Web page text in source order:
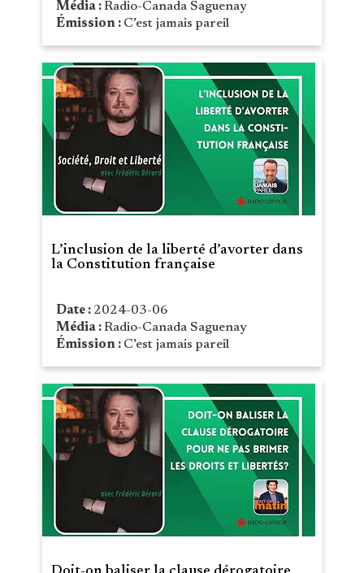
Média :Radio-Canada Saguenay
Émission : C’est jamais pareil
L’inclusion de la liberté d’avorter dans
la Constitution française
Date : 2024-03-06
Média :Radio-Canada Saguenay
Émission : C’est jamais pareil